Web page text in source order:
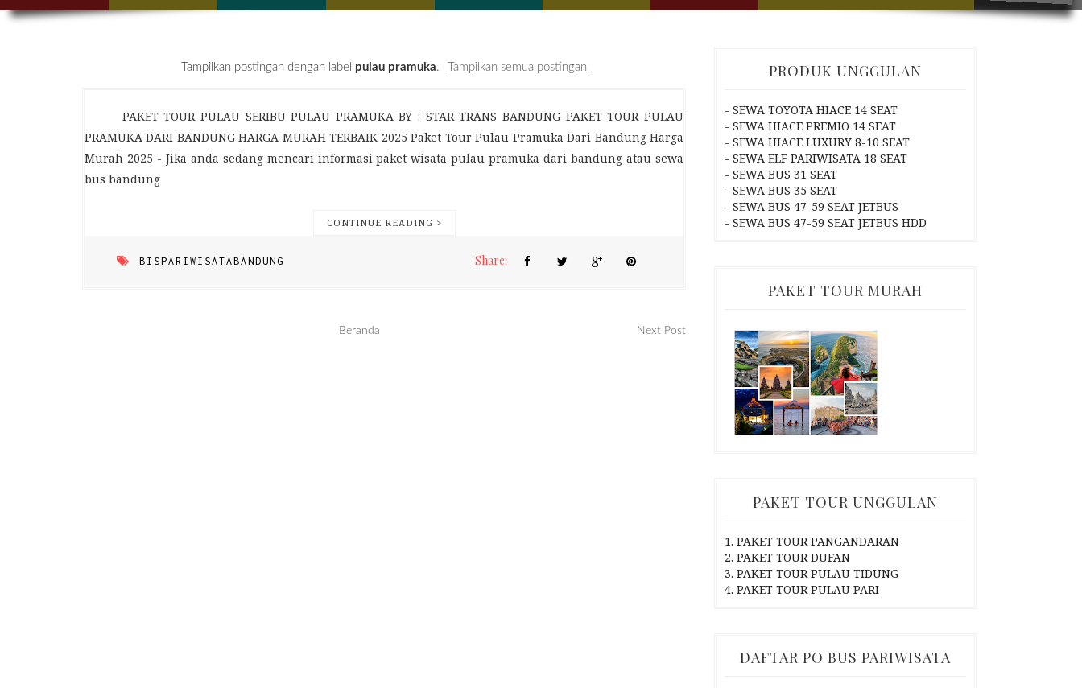
Tampilkan postingan dengan label pulau pramuka. Tampilkan semua postingan
PAKET TOUR PULAU SERIBU PULAU PRAMUKA BY : STAR TRANS BANDUNG PAKET TOUR PULAU
PRAMUKA DARI BANDUNG HARGA MURAH TERBAIK 2025 Paket Tour Pulau Pramuka Dari Bandung Harga
Murah 2025 - Jika anda sedang mencari informasi paket wisata pulau pramuka dari bandung atau sewa
bus bandung
CONTINUE READING >
BISPARIWISATABANDUNG Share:
Beranda Next Post
PRODUK UNGGULAN
- SEWA TOYOTA HIACE 14 SEAT
- SEWA HIACE PREMIO 14 SEAT
- SEWA HIACE LUXURY 8-10 SEAT
- SEWA ELF PARIWISATA 18 SEAT
- SEWA BUS 31 SEAT
- SEWA BUS 35 SEAT
- SEWA BUS 47-59 SEAT JETBUS
- SEWA BUS 47-59 SEAT JETBUS HDD
PAKET TOUR MURAH
PAKET TOUR UNGGULAN
1. PAKET TOUR PANGANDARAN
2. PAKET TOUR DUFAN
3. PAKET TOUR PULAU TIDUNG
4. PAKET TOUR PULAU PARI
DAFTAR PO BUS PARIWISATA